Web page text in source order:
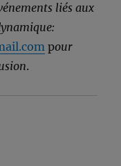
liés aux
pour
.